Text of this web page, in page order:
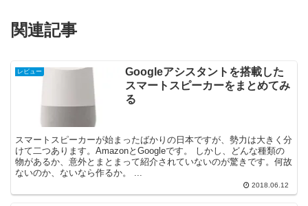
関連記事
レビュー
Googleアシスタントを搭載した
スマートスピーカーをまとめてみ
る
スマートスピーカーが始まったばかりの日本ですが、勢力は大きく分
けて二つあります。AmazonとGoogleです。 しかし、どんな種類の
物があるか、意外とまとまって紹介されていないのが驚きです。何故
ないのか、ないなら作るか。 ...
2018.06.12